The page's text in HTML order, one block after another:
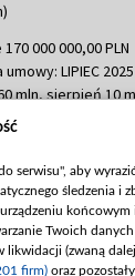
000 000,00 PLN
LIPIEC 2025
mln, sierpień 10
000 000,00 PLN
60 mln)
783 051,21 PLN
WRZESIEŃ
100 mln,
serwisu", aby
śledzenia i
końcowym
Twoich
(zwaną dalej
firm) oraz